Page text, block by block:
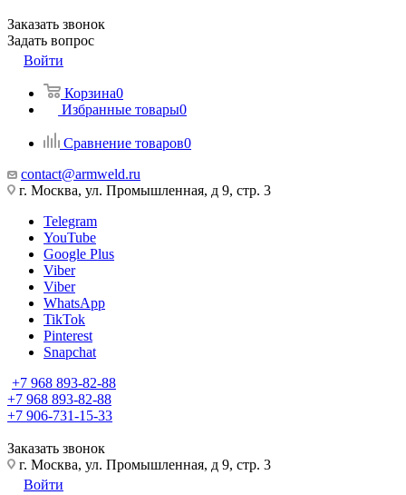
Заказать звонок
Задать вопрос
Войти
Корзина0
Избранные товары0
Сравнение товаров0
contact@armweld.ru
г. Москва, ул. Промышленная, д 9, стр. 3
Telegram
YouTube
Google Plus
Viber
Viber
WhatsApp
TikTok
Pinterest
Snapchat
+7 968 893-82-88
+7 968 893-82-88
+7 906-731-15-33
Заказать звонок
г. Москва, ул. Промышленная, д 9, стр. 3
Войти